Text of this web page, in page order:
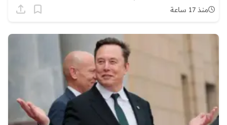
منذ 17 ساعة